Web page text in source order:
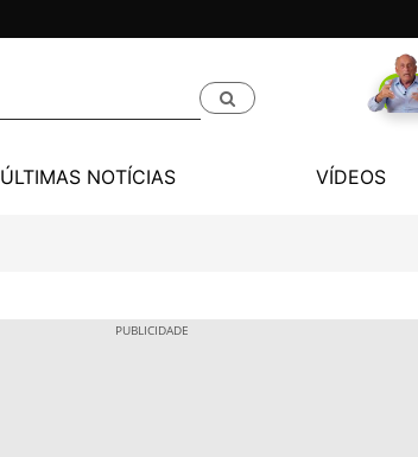
ÚLTIMAS NOTÍCIAS VÍDEOS